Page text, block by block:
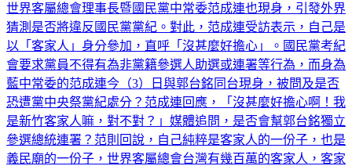
世界客屬總會理事長暨國民黨中常委范成連也現身，引發外界
猜測是否將違反國民黨黨紀。對此，范成連受訪表示，自己是
以「客家人」身分參加，直呼「沒甚麼好擔心」。國民黨考紀
會要求黨員不得有為非黨籍參選人助選或連署等行為，而身為
藍中常委的范成連今（3）日與郭台銘同台現身，被問及是否
恐遭黨中央祭黨紀處分？范成連回應，「沒甚麼好擔心啊！我
是新竹客家人嘛，對不對？」媒體追問，是否會幫郭台銘獨立
參選總統連署？范則回說，自己純粹是客家人的一份子，也是
義民廟的一份子，世界客屬總會台灣有幾百萬的客家人，客家